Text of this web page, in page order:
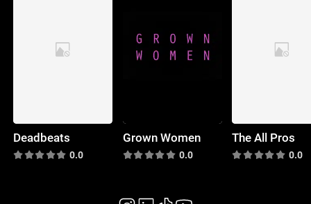
Deadbeats
0.0
Grown Women
0.0
The All Pros
0.0